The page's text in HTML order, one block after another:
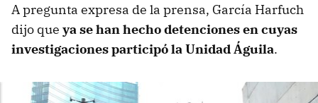
A pregunta expresa de la prensa, García Harfuch
dijo que ya se han hecho detenciones en cuyas
investigaciones participó la Unidad Águila.